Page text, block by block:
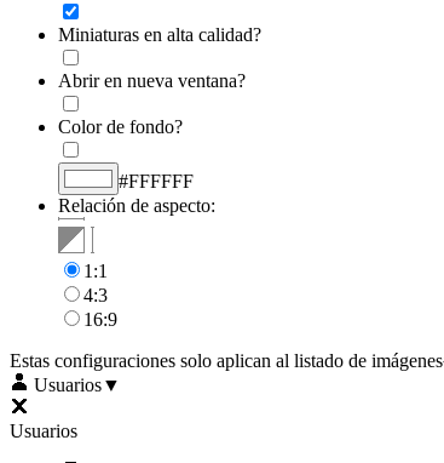
Miniaturas en alta calidad?
Abrir en nueva ventana?
Color de fondo?
#FFFFFF
Relación de aspecto:
1:1
4:3
16:9
Estas configuraciones solo aplican al listado de imágenes
Usuarios▼
Usuarios